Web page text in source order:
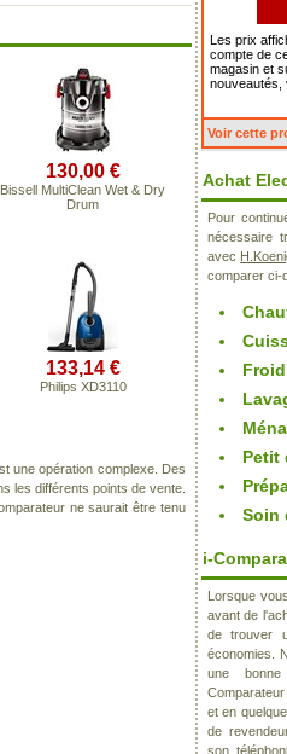
130,00 €
Bissell MultiClean Wet & Dry
Drum
133,14 €
Philips XD3110
une opération complexe. Des
les différents points de vente.
ne saurait être tenu
Les prix
compte de
magasin et
nouveautés,
Voir cette
Achat
Pour
nécessaire
avec
comparer ci-
Froid
Petit
Soin
i-
Lorsque
avant de
de trouver
économies.
une
et en
de
son,